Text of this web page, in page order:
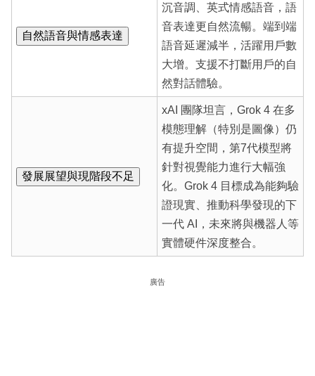
自然語音與情感表達
沉音調、英式情感語音，語
音表達更自然流暢。端到端
語音延遲減半，活躍用戶數
大增。支援不打斷用戶的自
然對話體驗。
發展展望與現階段不足
xAI 團隊坦言，Grok 4 在多
模態理解（特別是圖像）仍
有提升空間，第7代模型將
針對視覺能力進行大幅強
化。Grok 4 目標成為能夠驗
證現實、推動科學發現的下
一代 AI，未來將與機器人等
實體硬件深度整合。
廣告